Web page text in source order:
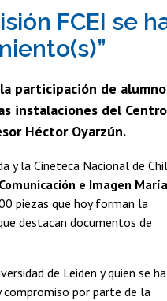
y Tecnología de
Alimentos
FCEI se
participación de
instalaciones del
Héctor Oyarzún.
y la Cineteca Nacional de
e Imagen María
piezas que hoy forman la
destacan documentos de
de Leiden y quien se ha
por parte de la